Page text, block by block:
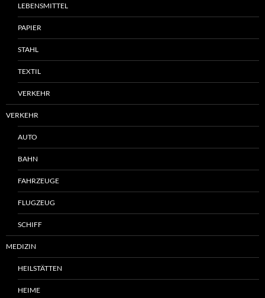
LEBENSMITTEL
PAPIER
STAHL
TEXTIL
VERKEHR
VERKEHR
AUTO
BAHN
FAHRZEUGE
FLUGZEUG
SCHIFF
MEDIZIN
HEILSTÄTTEN
HEIME